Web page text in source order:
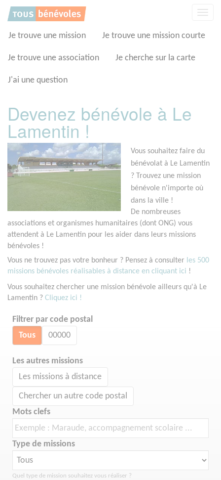
Je trouve une mission Je trouve une mission courte
Je trouve une association Je cherche sur la carte
J'ai une question
Devenez bénévole à Le
Lamentin !
Vous souhaitez faire du
bénévolat à Le Lamentin
? Trouvez une mission
bénévole n'importe où
dans la ville !
De nombreuses
associations et organismes humanitaires (dont ONG) vous
attendent à Le Lamentin pour les aider dans leurs missions
bénévoles !
Vous ne trouvez pas votre bonheur ? Pensez à consulter les 500
missions bénévoles réalisables à distance en cliquant ici !
Vous souhaitez chercher une mission bénévole ailleurs qu'à Le
Lamentin ? Cliquez ici !
Filtrer par code postal
Tous 00000
Les autres missions
Les missions à distance
Chercher un autre code postal
Mots clefs
Type de missions
Quel type de mission souhaitez vous réaliser ?
Panneau de gestion des cookies